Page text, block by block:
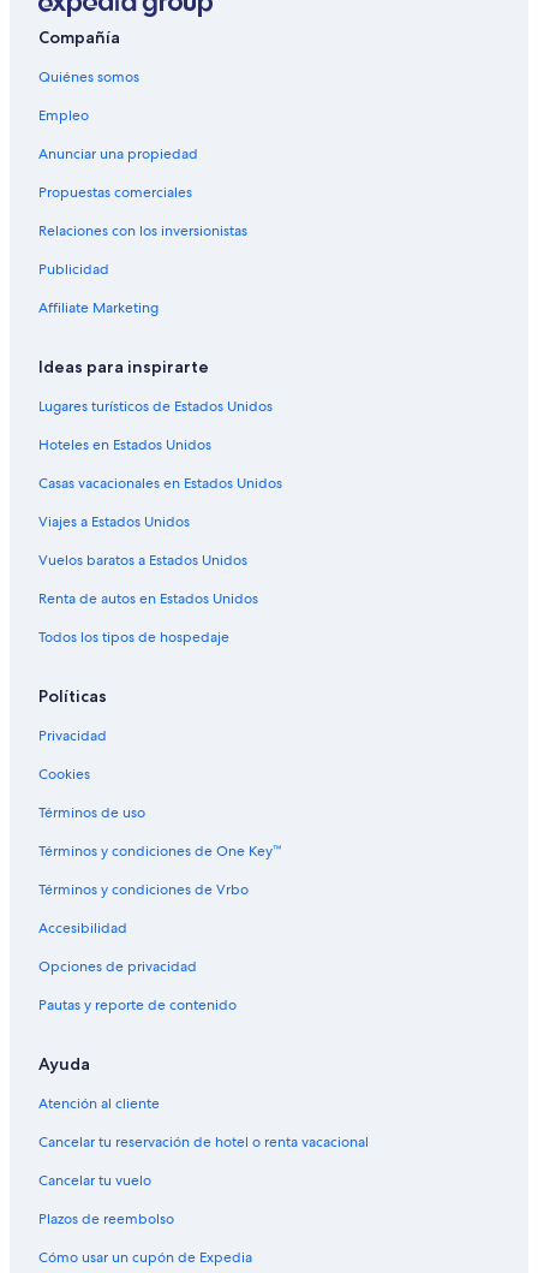
Hoteles 4 estrellas en Frostproof
Hoteles cerca de Club campestre de Sebring
Cabañas en Sebring Shores
Casas vacacionales en Sebring Shores
Hoteles históricos en Sebring Shores
Hoteles cerca de viñedos en Sebring Shores
Hoteles cerca de Highlands Multi Sport Complex
Cabañas en Sebring
Campings en Sebring
Casas de huéspedes en Sebring
Casas vacacionales en Sebring
Apartamentos en Sebring
Hoteles de Best Western en Sebring
Hoteles en la playa en Sebring
Hoteles baratos en Sebring
Hoteles cerca del lago en Sebring
Hoteles con cocina en Sebring
Hoteles con gimnasio en Sebring
Hoteles con alberca en Sebring
Hoteles que aceptan mascotas en Sebring
Hoteles en Sebring
Moteles en Sebring
Compañía
Quiénes somos
Empleo
Anunciar una propiedad
Propuestas comerciales
Relaciones con los inversionistas
Publicidad
Affiliate Marketing
Ideas para inspirarte
Lugares turísticos de Estados Unidos
Hoteles en Estados Unidos
Casas vacacionales en Estados Unidos
Viajes a Estados Unidos
Vuelos baratos a Estados Unidos
Renta de autos en Estados Unidos
Todos los tipos de hospedaje
Políticas
Privacidad
Cookies
Términos de uso
Términos y condiciones de One Key™
Términos y condiciones de Vrbo
Accesibilidad
Opciones de privacidad
Pautas y reporte de contenido
Ayuda
Atención al cliente
Cancelar tu reservación de hotel o renta vacacional
Cancelar tu vuelo
Plazos de reembolso
Cómo usar un cupón de Expedia